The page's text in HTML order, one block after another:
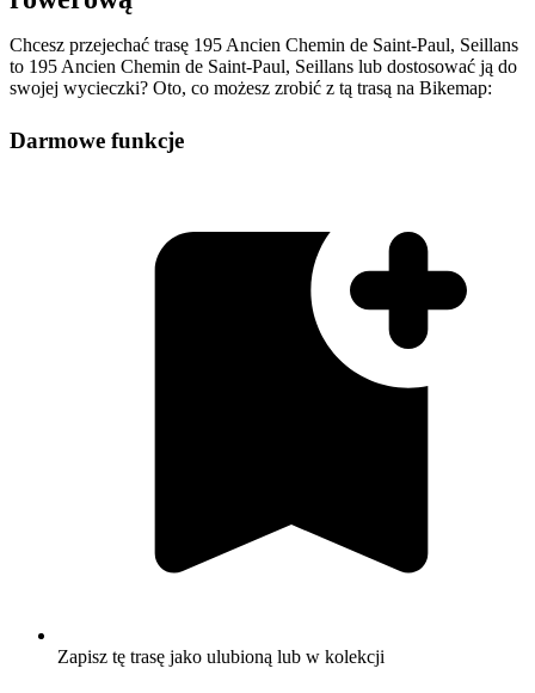
Chcesz przejechać trasę 195 Ancien Chemin de Saint-Paul, Seillans
to 195 Ancien Chemin de Saint-Paul, Seillans lub dostosować ją do
swojej wycieczki? Oto, co możesz zrobić z tą trasą na Bikemap:
Darmowe funkcje
Zapisz tę trasę jako ulubioną lub w kolekcji